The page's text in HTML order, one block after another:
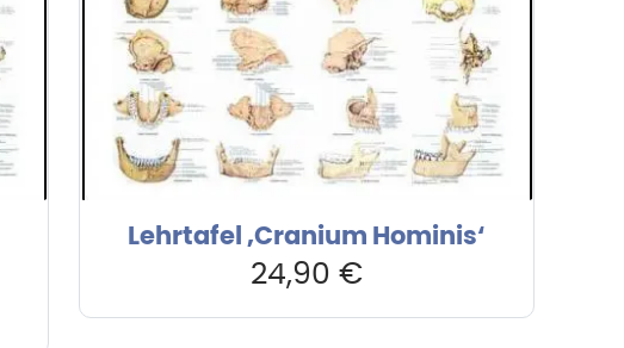
Lehrtafel ‚Cranium Hominis‘
24,90 €